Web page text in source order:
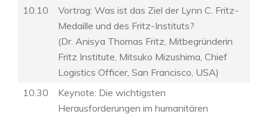
10.10
Vortrag: Was ist das Ziel der Lynn C. Fritz-
Medaille und des Fritz-Instituts?
(Dr. Anisya Thomas Fritz, Mitbegründerin
Fritz Institute, Mitsuko Mizushima, Chief
Logistics Officer, San Francisco, USA)
10.30
Keynote: Die wichtigsten
Herausforderungen im humanitären